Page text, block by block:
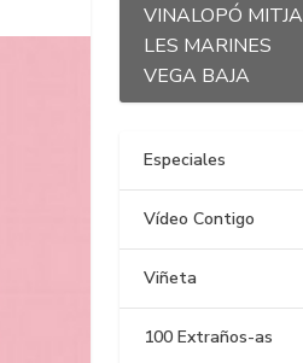
VINALOPÓ MITJA
LES MARINES
VEGA BAJA
Especiales
Vídeo Contigo
Viñeta
100 Extraños-as